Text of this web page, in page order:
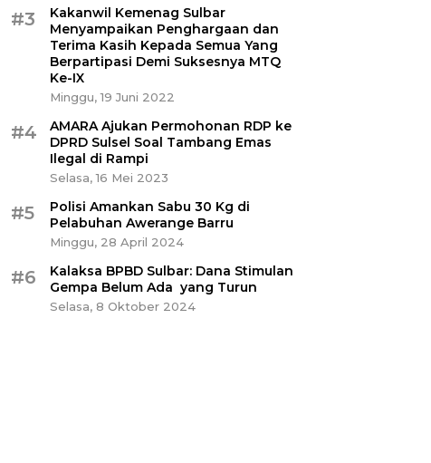
#3
Kakanwil Kemenag Sulbar
Menyampaikan Penghargaan dan
Terima Kasih Kepada Semua Yang
Berpartipasi Demi Suksesnya MTQ
Ke-IX
Minggu, 19 Juni 2022
#4
AMARA Ajukan Permohonan RDP ke
DPRD Sulsel Soal Tambang Emas
Ilegal di Rampi
Selasa, 16 Mei 2023
#5
Polisi Amankan Sabu 30 Kg di
Pelabuhan Awerange Barru
Minggu, 28 April 2024
#6
Kalaksa BPBD Sulbar: Dana Stimulan
Gempa Belum Ada yang Turun
Selasa, 8 Oktober 2024